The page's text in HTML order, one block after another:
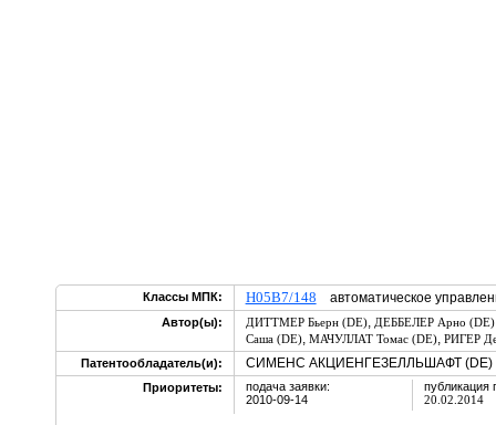
Классы МПК: H05B7/148 автоматическое
Автор(ы): ДИТТМЕР Бьерн (DE), ДЕББЕЛЕР Арно (DE)
Саша (DE), МАЧУЛЛАТ Томас (DE), РИГЕР
Патентообладатель(и):
СИМЕНС АКЦИЕНГЕЗЕЛЛЬШАФТ (DE)
Приоритеты:
подача заявки:
2010-09-14
публикация
20.02.2014